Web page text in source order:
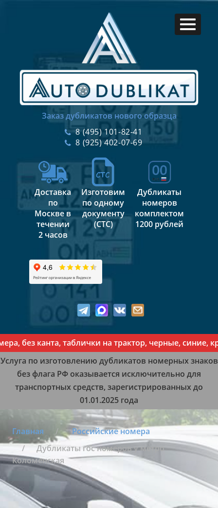
Заказ дубликатов нового образца
8 (495) 101-82-41
8 (925) 402-07-69
Доставка
по
Москве в
течении
2 часов
Изготовим
по одному
документу
(СТС)
Дубликаты
номеров
комплектом
1200 рублей
канта, таблички на трактор, черные, синие,
Услуга по изготовлению дубликатов номерных знаков
без флага РФ оказывается исключительно для
транспортных средств, зарегистрированных до
01.01.2025 года
Главная
Российские номера
Дубликаты гос номеров у метро
Коломенская